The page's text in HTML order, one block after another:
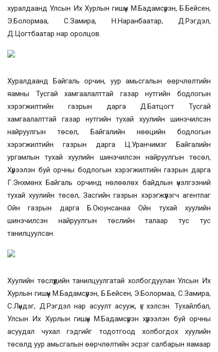
хуралдаанд Улсын Их Хурлын гишүүн М.Бадамсүрэн, Б.Бейсен,
Э.Болормаа, С.Замира, Н.Наранбаатар, Д.Рэгдэл,
Д.Цогтбаатар нар оролцов.
Хуралдаанд Байгаль орчин, уур амьсгалын өөрчлөлтийн
яамны Тусгай хамгаалалттай газар нутгийн бодлогын
хэрэгжилтийн газрын дарга Д.Батцогт Тусгай
хамгаалалттай газар нутгийн тухай хуулийн шинэчилсэн
найруулгын төсөл, Байгалийн нөөцийн бодлогын
хэрэгжилтийн газрын дарга Ц.Уранчимэг Байгалийн
ургамлын тухай хуулийн шинэчилсэн найруулгын төсөл,
Хүрээлэн буй орчны бодлогын хэрэгжилтийн газрын дарга
Г.Энхмөнх Байгаль орчинд нөлөөлөх байдлын үнэлгээний
тухай хуулийн төсөл, Засгийн газрын хэрэгжүүлэгч агентлаг
Ойн газрын дарга Б.Оюунсанаа Ойн тухай хуулийн
шинэчилсэн найруулгын төслийн талаар тус тус
танилцуулсан.
Хуулийн төслүүдийн танилцуулгатай холбогдуулан Улсын Их
Хурлын гишүүн М.Бадамсүрэн, Б.Бейсен, Э.Болормаа, С.Замира,
С.Лүндэг, Д.Рэгдэл нар асуулт асууж, үг хэлсэн. Тухайлбал,
Улсын Их Хурлын гишүүн М.Бадамсүрэн хүрээлэн буй орчны
асуудал чухал гэдгийг тодотгоод холбогдох хуулийн
төсөлд уур амьсгалын өөрчлөлтийн эсрэг салбарын яамаар